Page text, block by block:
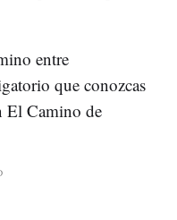
entre
que conozcas
El Camino de